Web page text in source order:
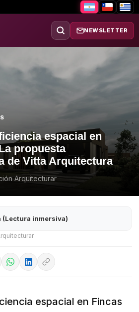
NEWSLETTER
espacial en
propuesta
de Vitta Arquitectura
Arquitecturar
(Lectura inmersiva)
espacial en Fincas